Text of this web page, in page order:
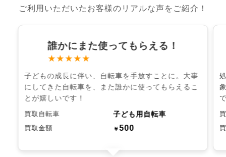
ご利用いただいたお客様のリアルな声をご紹介！
誰かにまた使ってもらえる！
★★★★★
子どもの成長に伴い、自転車を手放すことに。大事
にしてきた自転車を、また誰かに使ってもらえるこ
とが嬉しいです！
買取自転車 子ども用自転車
買取金額 ￥500